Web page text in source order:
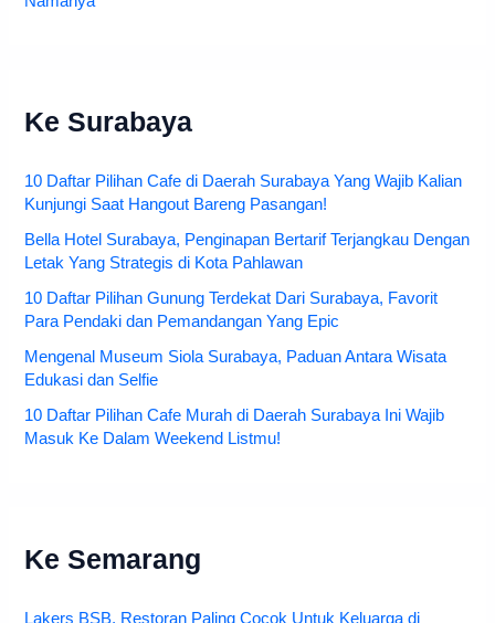
Ke Surabaya
10 Daftar Pilihan Cafe di Daerah Surabaya Yang Wajib Kalian
Kunjungi Saat Hangout Bareng Pasangan!
Bella Hotel Surabaya, Penginapan Bertarif Terjangkau Dengan
Letak Yang Strategis di Kota Pahlawan
10 Daftar Pilihan Gunung Terdekat Dari Surabaya, Favorit
Para Pendaki dan Pemandangan Yang Epic
Mengenal Museum Siola Surabaya, Paduan Antara Wisata
Edukasi dan Selfie
10 Daftar Pilihan Cafe Murah di Daerah Surabaya Ini Wajib
Masuk Ke Dalam Weekend Listmu!
Ke Semarang
Lakers BSB, Restoran Paling Cocok Untuk Keluarga di